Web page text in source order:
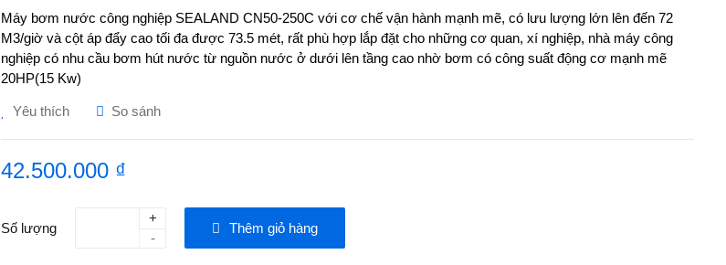
Máy bơm nước công nghiệp SEALAND CN50-250C với cơ chế vận hành mạnh mẽ, có lưu lượng lớn lên đến 72
M3/giờ và cột áp đẩy cao tối đa được 73.5 mét, rất phù hợp lắp đặt cho những cơ quan, xí nghiệp, nhà máy công
nghiệp có nhu cầu bơm hút nước từ nguồn nước ở dưới lên tầng cao nhờ bơm có công suất động cơ mạnh mẽ
20HP(15 Kw)
Yêu thích So sánh
42.500.000 ₫
Số lượng
+
-
Thêm giỏ hàng